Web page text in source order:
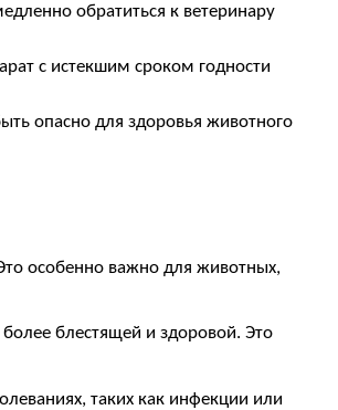
обратиться к ветеринару
с истекшим сроком годности
опасно для здоровья животного
особенно важно для животных,
блестящей и здоровой. Это
таких как инфекции или